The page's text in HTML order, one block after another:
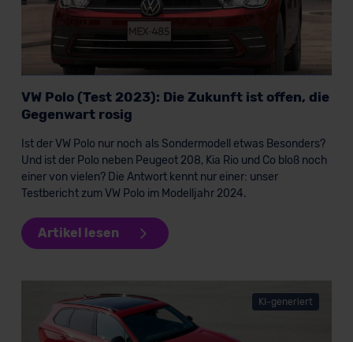
VW Polo (Test 2023): Die Zukunft ist offen, die
Gegenwart rosig
Ist der VW Polo nur noch als Sondermodell etwas Besonders?
Und ist der Polo neben Peugeot 208, Kia Rio und Co bloß noch
einer von vielen? Die Antwort kennt nur einer: unser
Testbericht zum VW Polo im Modelljahr 2024.
Artikel lesen
KI-generiert